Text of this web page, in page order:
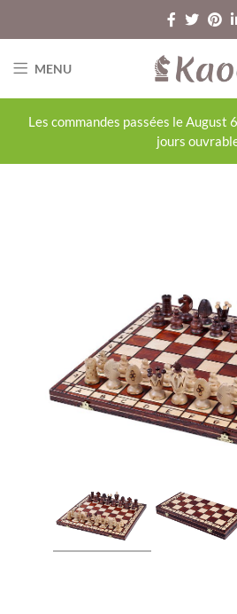
MENU
Les commandes passées le August
jours